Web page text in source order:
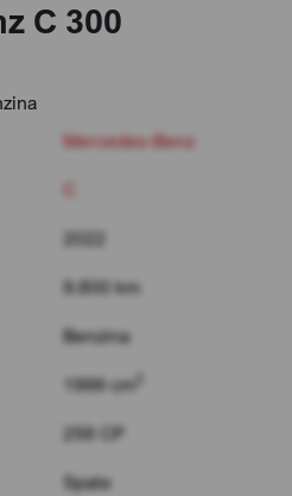
C 300
Mercedes-Benz
2022
9.800 km
Benzina
1999 cm
258 CP
Spate